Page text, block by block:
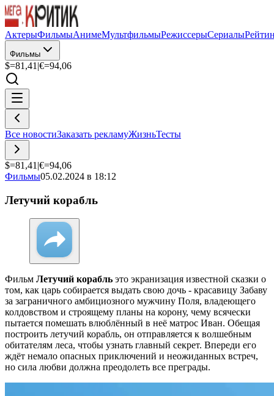
АктерыФильмыАнимеМультфильмыРежиссерыСериалы
Фильмы
$=81,41 |€=94,06
Все новостиЗаказать рекламуЖизньТесты
$=81,41 |€=94,06
Фильмы05.02.2024 в 18:12
Летучий корабль
Фильм Летучий корабль это экранизация известной сказки о
том, как царь собирается выдать свою дочь - красавицу Забаву
за заграничного амбициозного мужчину Поля, владеющего
колдовством и строящему планы на корону, чему всячески
пытается помешать влюблённый в неё матрос Иван. Обещая
построить летучий корабль, он отправляется к волшебным
обитателям леса, чтобы узнать главный секрет. Впереди его
ждёт немало опасных приключений и неожиданных встреч,
но сила любви должна преодолеть все преграды.